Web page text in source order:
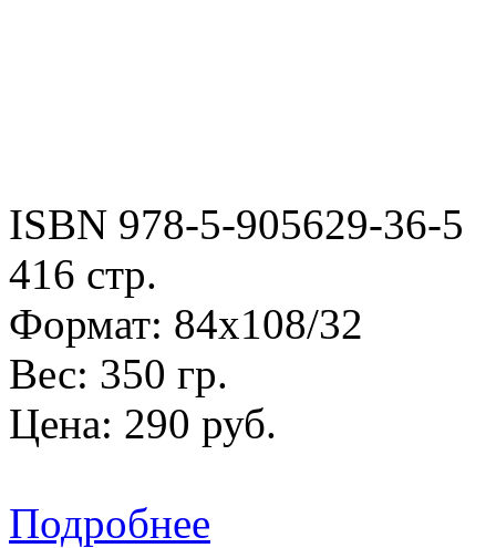
ISBN 978-5-905629-36-5
416 стр.
Формат: 84х108/32
Вес: 350 гр.
Цена: 290 руб.
Подробнее